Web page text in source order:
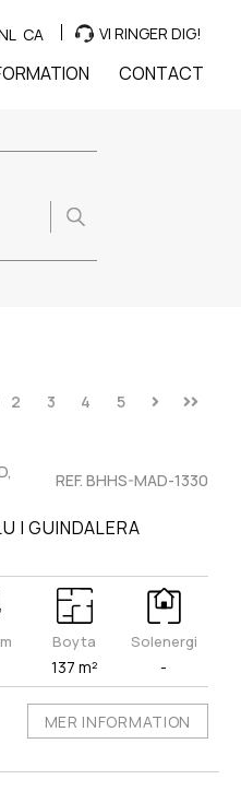
CA VI RINGER DIG!
CONTACT
2 3 4 5
REF. BHHS-MAD-1330
I GUINDALERA
Boyta
137 m²
Solenergi
-
MER INFORMATION